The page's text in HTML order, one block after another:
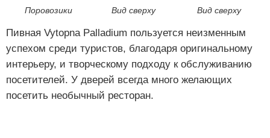
Поровозики Вид сверху Вид сверху
Пивная Vytopna Palladium пользуется неизменным
успехом среди туристов, благодаря оригинальному
интерьеру, и творческому подходу к обслуживанию
посетителей. У дверей всегда много желающих
посетить необычный ресторан.